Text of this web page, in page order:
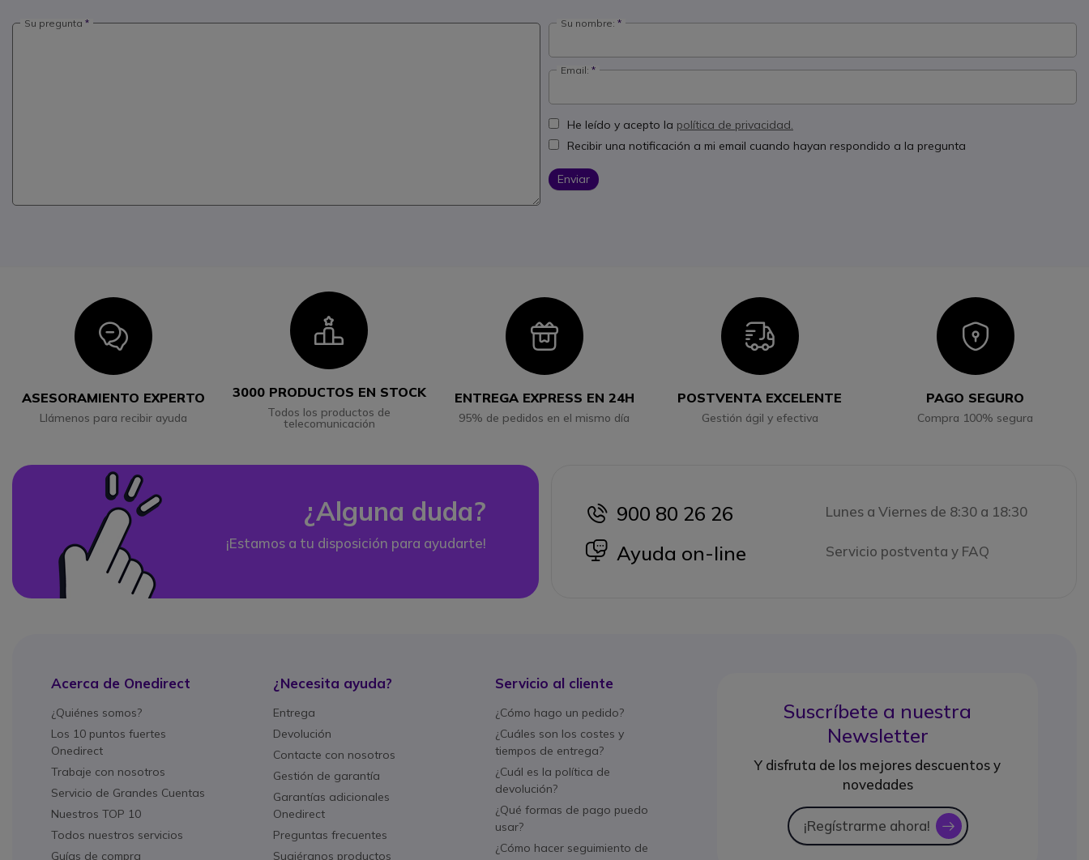
Su pregunta Su nombre:
Email:
He leído y acepto la política de privacidad.
Recibir una notificación a mi email cuando hayan respondido a la pregunta
Enviar
Icon
ASESORAMIENTO EXPERTO
Llámenos para recibir ayuda
Icon
3000 PRODUCTOS EN STOCK
Todos los productos de
telecomunicación
Icon
ENTREGA EXPRESS EN 24H
95% de pedidos en el mismo día
Icon
POSTVENTA EXCELENTE
Gestión ágil y efectiva
Icon
PAGO SEGURO
Compra 100% segura
¿Alguna duda?
¡Estamos a tu disposición para ayudarte!
icon
900 80 26 26 Lunes a Viernes de 8:30 a 18:30
icon
Ayuda on-line Servicio postventa y FAQ
Acerca de Onedirect
¿Quiénes somos?
Los 10 puntos fuertes
Onedirect
Trabaje con nosotros
Servicio de Grandes Cuentas
Nuestros TOP 10
Todos nuestros servicios
Guías de compra
¿Necesita ayuda?
Entrega
Devolución
Contacte con nosotros
Gestión de garantía
Garantías adicionales
Onedirect
Preguntas frecuentes
Sugiéranos productos
Servicio al cliente
¿Cómo hago un pedido?
¿Cuáles son los costes y
tiempos de entrega?
¿Cuál es la política de
devolución?
¿Qué formas de pago puedo
usar?
¿Cómo hacer seguimiento de
Suscríbete a nuestra
Newsletter
Y disfruta de los mejores descuentos y
novedades
¡Regístrarme ahora! icon